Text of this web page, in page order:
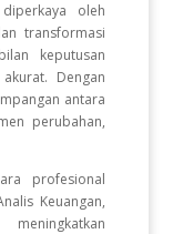
oleh
transformasi
keputusan
Dengan
antara
perubahan,
profesional
Keuangan,